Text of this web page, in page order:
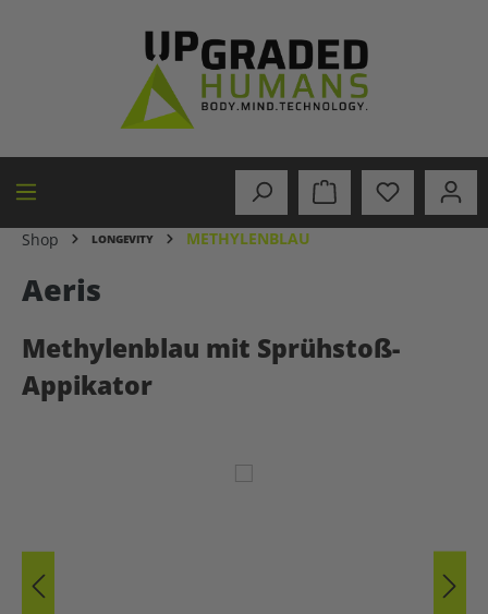
Shop LONGEVITY METHYLENBLAU
Aeris
Methylenblau mit Sprühstoß-
Appikator